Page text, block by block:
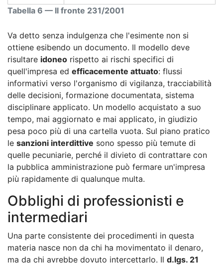
Tabella 6 — Il fronte 231/2001
Va detto senza indulgenza che l'esimente non si
ottiene esibendo un documento. Il modello deve
risultare idoneo rispetto ai rischi specifici di
quell'impresa ed efficacemente attuato: flussi
informativi verso l'organismo di vigilanza, tracciabilità
delle decisioni, formazione documentata, sistema
disciplinare applicato. Un modello acquistato a suo
tempo, mai aggiornato e mai applicato, in giudizio
pesa poco più di una cartella vuota. Sul piano pratico
le sanzioni interdittive sono spesso più temute di
quelle pecuniarie, perché il divieto di contrattare con
la pubblica amministrazione può fermare un'impresa
più rapidamente di qualunque multa.
Obblighi di professionisti e
intermediari
Una parte consistente dei procedimenti in questa
materia nasce non da chi ha movimentato il denaro,
ma da chi avrebbe dovuto intercettarlo. Il d.lgs. 21